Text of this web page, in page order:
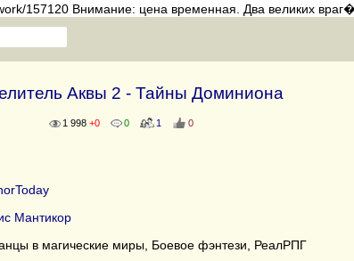
157120 Внимание: цена временная. Два великих
Аквы 2 - Тайны Доминиона
1 998 +0 0 1 0
Мантикор
в магические миры, Боевое фэнтези, РеалРПГ